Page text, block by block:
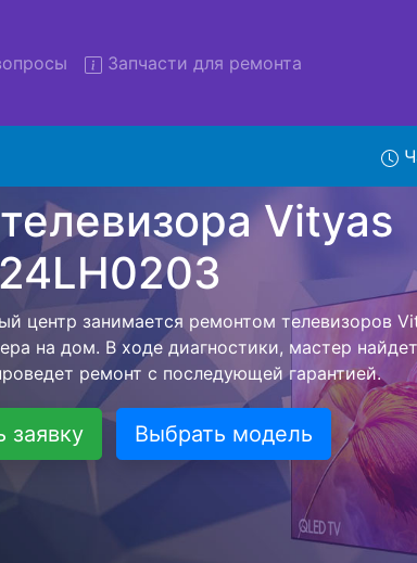
Запчасти для ремонта
Vityas 24LH0203
в сервис
с вывозом в сервисный центр и
услуги, специалист заберет Ваш телевизор
ремонта. Оговоренная стоимость
при возвращении видеотехники обратно.
заявку Выбрать модель